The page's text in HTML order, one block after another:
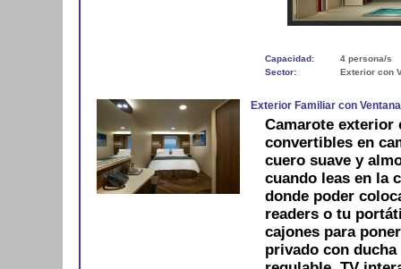
Capacidad:
4 persona/s
Sector:
Exterior con
Exterior Familiar con
Camarote exterior
convertibles en
cuero suave y
cuando leas en la
donde poder
readers o tu
cajones para
privado con